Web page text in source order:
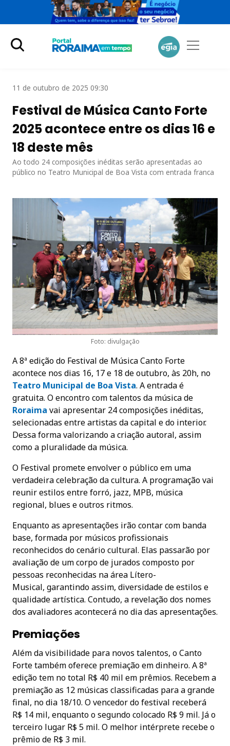
11 de outubro de 2025 09:30
Festival de Música Canto Forte
2025 acontece entre os dias 16 e
18 deste mês
Ao todo 24 composições inéditas serão apresentadas ao
público no Teatro Municipal de Boa Vista com entrada franca
Foto: divulgação
A 8ª edição do Festival de Música Canto Forte
acontece nos dias 16, 17 e 18 de outubro, às 20h, no
Teatro Municipal de Boa Vista. A entrada é
gratuita. O encontro com talentos da música de
Roraima vai apresentar 24 composições inéditas,
selecionadas entre artistas da capital e do interior.
Dessa forma valorizando a criação autoral, assim
como a pluralidade da música.
O Festival promete envolver o público em uma
verdadeira celebração da cultura. A programação vai
reunir estilos entre forró, jazz, MPB, música
regional, blues e outros ritmos.
Enquanto as apresentações irão contar com banda
base, formada por músicos profissionais
reconhecidos do cenário cultural. Elas passarão por
avaliação de um corpo de jurados composto por
pessoas reconhecidas na área Lítero-
Musical, garantindo assim, diversidade de estilos e
qualidade artística. Contudo, a revelação dos nomes
dos avaliadores acontecerá no dia das apresentações.
Premiações
Além da visibilidade para novos talentos, o Canto
Forte também oferece premiação em dinheiro. A 8ª
edição tem no total R$ 40 mil em prêmios. Recebem a
premiação as 12 músicas classificadas para a grande
final, no dia 18/10. O vencedor do festival receberá
R$ 14 mil, enquanto o segundo colocado R$ 9 mil. Já o
terceiro lugar R$ 5 mil. O melhor intérprete recebe o
prêmio de R$ 3 mil.